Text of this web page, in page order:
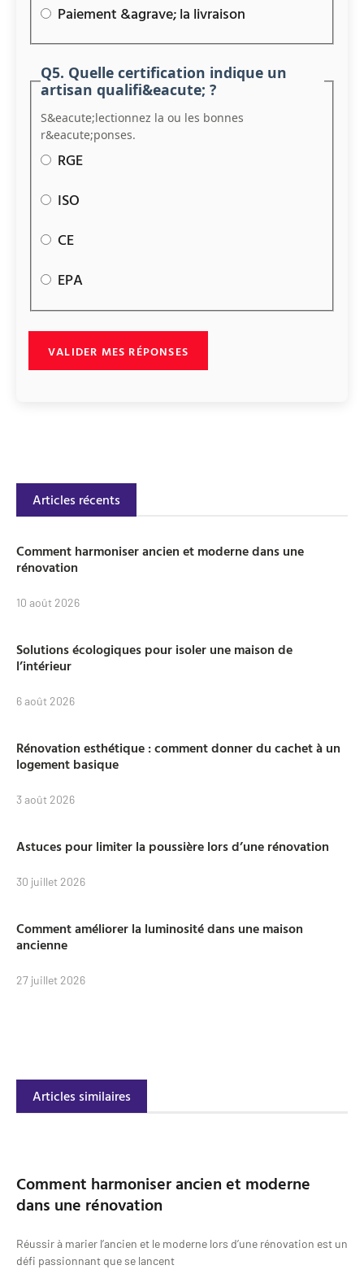
Paiement &agrave; la livraison
Q5. Quelle certification indique un
artisan qualifi&eacute; ?
S&eacute;lectionnez la ou les bonnes
r&eacute;ponses.
RGE
ISO
CE
EPA
VALIDER MES RÉPONSES
Articles récents
Comment harmoniser ancien et moderne dans une
rénovation
10 août 2026
Solutions écologiques pour isoler une maison de
l’intérieur
6 août 2026
Rénovation esthétique : comment donner du cachet à un
logement basique
3 août 2026
Astuces pour limiter la poussière lors d’une rénovation
30 juillet 2026
Comment améliorer la luminosité dans une maison
ancienne
27 juillet 2026
Articles similaires
Comment harmoniser ancien et moderne
dans une rénovation
Réussir à marier l’ancien et le moderne lors d’une rénovation est un
défi passionnant que se lancent